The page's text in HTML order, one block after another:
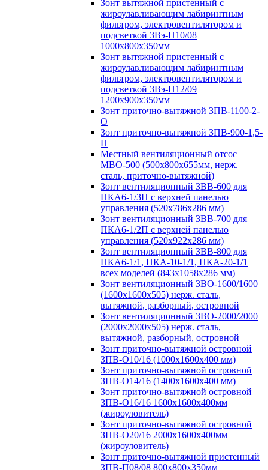
Зонт вытяжной пристенный с
жироулавливающим лабиринтным
фильтром, электровентилятором и
подсветкой ЗВэ-П10/08
1000х800х350мм
Зонт вытяжной пристенный с
жироулавливающим лабиринтным
фильтром, электровентилятором и
подсветкой ЗВэ-П12/09
1200х900х350мм
Зонт приточно-вытяжной ЗПВ-1100-2-
О
Зонт приточно-вытяжной ЗПВ-900-1,5-
П
Местный вентиляционный отсос
МВО-500 (500х800х655мм, нерж.
сталь, приточно-вытяжной)
Зонт вентиляционный ЗВВ-600 для
ПКА6-1/3П с верхней панелью
управления (520х786х286 мм)
Зонт вентиляционный ЗВВ-700 для
ПКА6-1/2П с верхней панелью
управления (520х922х286 мм)
Зонт вентиляционный ЗВВ-800 для
ПКА6-1/1, ПКА-10-1/1, ПКА-20-1/1
всех моделей (843х1058х286 мм)
Зонт вентиляционный ЗВО-1600/1600
(1600х1600х505) нерж. сталь,
вытяжной, разборный, островной
Зонт вентиляционный ЗВО-2000/2000
(2000х2000х505) нерж. сталь,
вытяжной, разборный, островной
Зонт приточно-вытяжной островной
ЗПВ-О10/16 (1000х1600х400 мм)
Зонт приточно-вытяжной островной
ЗПВ-О14/16 (1400х1600х400 мм)
Зонт приточно-вытяжной островной
ЗПВ-О16/16 1600х1600х400мм
(жироуловитель)
Зонт приточно-вытяжной островной
ЗПВ-О20/16 2000х1600х400мм
(жироуловитель)
Зонт приточно-вытяжной пристенный
ЗПВ-П08/08 800х800х350мм